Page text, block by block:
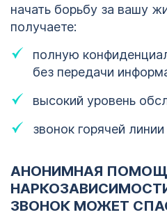
начать борьбу за вашу
получаете:
полную
без передачи
высокий уровень
звонок горячей
АНОНИМНАЯ
ЗВОНОК МОЖЕТ